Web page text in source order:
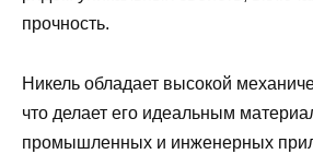
прочность.
Никель обладает высокой
что делает его идеальным
промышленных и инженерных